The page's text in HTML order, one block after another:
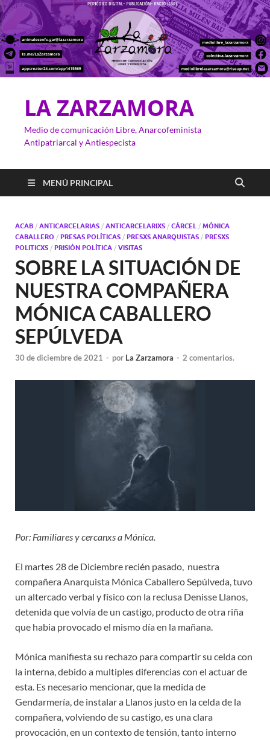
LA ZARZAMORA
Medio de comunicación Libre, Anarcofeminista
Antipatriarcal y Antiespecista
MENÚ PRINCIPAL
ACAB / ANTICARCELARIAS / ANTICARCELARIXS / CÁRCEL / MÓNICA
CABALLERO / PRESAS POLÍTICAS / PRESXS ANARQUISTAS / PRESXS
POLITICXS / PRISIÓN POLÍTICA / VISITAS
SOBRE LA SITUACIÓN DE
NUESTRA COMPAÑERA
MÓNICA CABALLERO
SEPÚLVEDA
30 de diciembre de 2021 - por La Zarzamora - 2 comentarios.
Por: Familiares y cercanxs a Mónica.
El martes 28 de Diciembre recién pasado, nuestra
compañera Anarquista Mónica Caballero Sepúlveda, tuvo
un altercado verbal y físico con la reclusa Denisse Llanos,
detenida que volvía de un castigo, producto de otra riña
que habia provocado el mismo día en la mañana.
Mónica manifiesta su rechazo para compartir su celda con
la interna, debido a multiples diferencias con el actuar de
esta. Es necesario mencionar, que la medida de
Gendarmería, de instalar a Llanos justo en la celda de la
compañera, volviendo de su castigo, es una clara
provocación, en un contexto de tensión, tanto interno